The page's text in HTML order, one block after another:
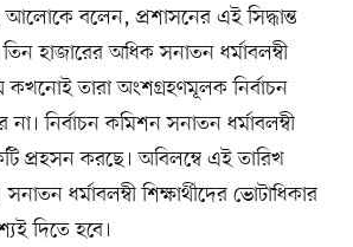
বলেন, প্রশাসনের এই সিদ্ধান্ত
হাজারের অধিক সনাতন ধর্মাবলম্বী
কখনোই তারা অংশগ্রহণমূলক নির্বাচন
নির্বাচন কমিশন সনাতন ধর্মাবলম্বী
প্রহসন করছে। অবিলম্বে এই তারিখ
ধর্মাবলম্বী শিক্ষার্থীদের ভোটাধিকার
দিতে হবে।